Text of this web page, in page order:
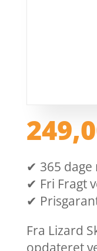
✔ 365
✔ Fri Fragt
✔
Fra Lizard
opdateret